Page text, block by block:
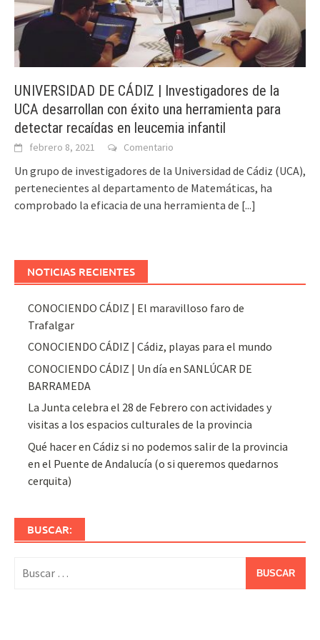
UNIVERSIDAD DE CÁDIZ | Investigadores de la
UCA desarrollan con éxito una herramienta para
detectar recaídas en leucemia infantil
febrero 8, 2021 Comentario
Un grupo de investigadores de la Universidad de Cádiz (UCA),
pertenecientes al departamento de Matemáticas, ha
comprobado la eficacia de una herramienta de [...]
NOTICIAS RECIENTES
CONOCIENDO CÁDIZ | El maravilloso faro de
Trafalgar
CONOCIENDO CÁDIZ | Cádiz, playas para el mundo
CONOCIENDO CÁDIZ | Un día en SANLÚCAR DE
BARRAMEDA
La Junta celebra el 28 de Febrero con actividades y
visitas a los espacios culturales de la provincia
Qué hacer en Cádiz si no podemos salir de la provincia
en el Puente de Andalucía (o si queremos quedarnos
cerquita)
BUSCAR: